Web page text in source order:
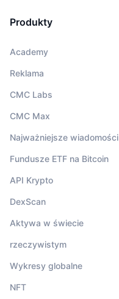
Produkty
Academy
Reklama
CMC Labs
CMC Max
Najważniejsze wiadomości
Fundusze ETF na Bitcoin
API Krypto
DexScan
Aktywa w świecie
rzeczywistym
Wykresy globalne
NFT